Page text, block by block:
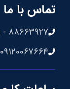
تماس با ما
88663927 - 021
09120067664